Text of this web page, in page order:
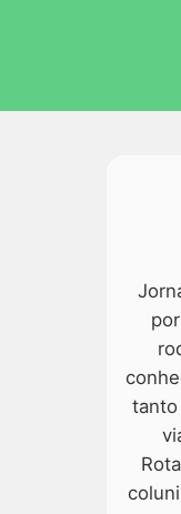
tanto